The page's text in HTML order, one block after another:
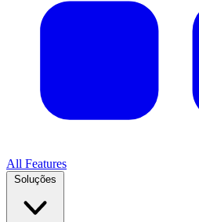
All Features